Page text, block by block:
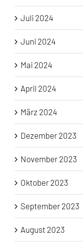
Juli 2024
Juni 2024
Mai 2024
April 2024
März 2024
Dezember 2023
November 2023
Oktober 2023
September 2023
August 2023